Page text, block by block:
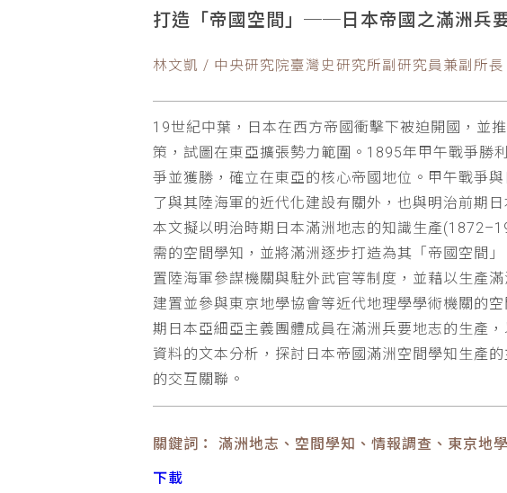
打造「帝國空間」──日本帝國之滿洲兵
林文凱 / 中央研究院臺灣史研究所副研究員兼副所長
19世紀中葉，日本在西方帝國衝擊下被迫開國，並
策，試圖在東亞擴張勢力範圍。1895年甲午戰爭勝
爭並獲勝，確立在東亞的核心帝國地位。甲午戰爭
了與其陸海軍的近代化建設有關外，也與明治前期
本文擬以明治時期日本滿洲地志的知識生產
需的空間學知，並將滿洲逐步打造為其「帝國空間
置陸海軍參謀機關與駐外武官等制度，並藉以生產
建置並參與東京地學協會等近代地理學學術機關的
期日本亞細亞主義團體成員在滿洲兵要地志的生產
資料的文本分析，探討日本帝國滿洲空間學知生產
的交互關聯。
關鍵詞： 滿洲地志、空間學知、情報調查、東京地
下載